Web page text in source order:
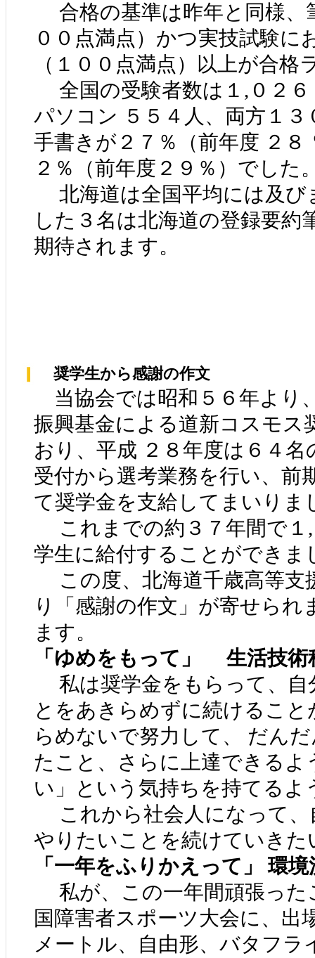
合格の基準は昨年と同様、
００点満点）かつ実技試験に
（１００点満点）以上が合
全国の受験者数は１,０２６
パソコン ５５４人、両方１
手書きが２７％（前年度 ２
２％（前年度２９％）でした
北海道は全国平均には及び
した３名は北海道の登録要約
期待されます。
奨学生から感謝の作文
当協会では昭和５６年より
振興基金による道新コスモス
おり、平成 ２８年度は６４
受付から選考業務を行い、前
て奨学金を支給してまいりま
これまでの約３７年間で１,
学生に給付することができま
この度、北海道千歳高等支
り「感謝の作文」が寄せられ
ます。
「ゆめをもって」 生活技術
私は奨学金をもらって、自
とをあきらめずに続けるこ
らめないで努力して、 だん
たこと、さらに上達できる
い」という気持ちを持てるよ
これから社会人になって、
やりたいことを続けていきた
「一年をふりかえって」 環
私が、この一年間頑張った
国障害者スポーツ大会に、出
メートル、自由形、バタフラ